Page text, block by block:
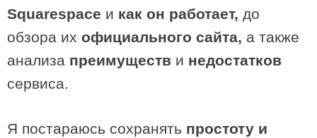
Squarespace и как он работает, до
обзора их официального сайта, а также
анализа преимуществ и недостатков
сервиса.
Я постараюсь сохранять простоту и